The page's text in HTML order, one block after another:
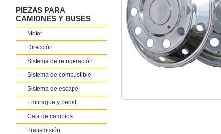
PIEZAS PARA
CAMIONES Y BUSES
Motor
Dirección
Sistema de refrigeración
Sistema de combustible
Sistema de escape
Embrague y pedal
Caja de cambios
Transmisión